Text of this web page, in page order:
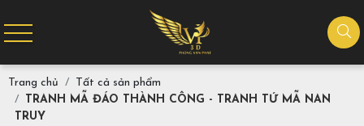
Trang chủ
Tất cả sản phẩm
TRANH MÃ ĐÁO THÀNH CÔNG - TRANH TỨ MÃ NAN
TRUY